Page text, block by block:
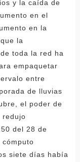
y la caída de
en el
en la
la
toda la red ha
empaquetar
entre
de lluvias
el poder de
redujo
del 28 de
siete días había